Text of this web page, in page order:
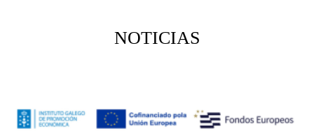
NOTICIAS